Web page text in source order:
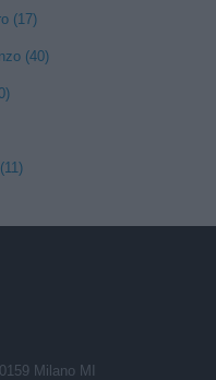
(17)
(40)
Milano MI